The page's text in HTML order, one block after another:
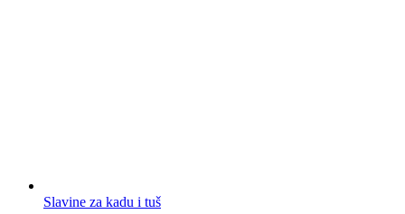
Slavine za kadu i tuš